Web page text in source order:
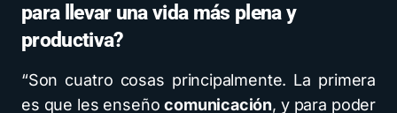
para llevar una vida más plena y
productiva?
“Son cuatro cosas principalmente. La primera
es que les enseñocomunicación, y para poder